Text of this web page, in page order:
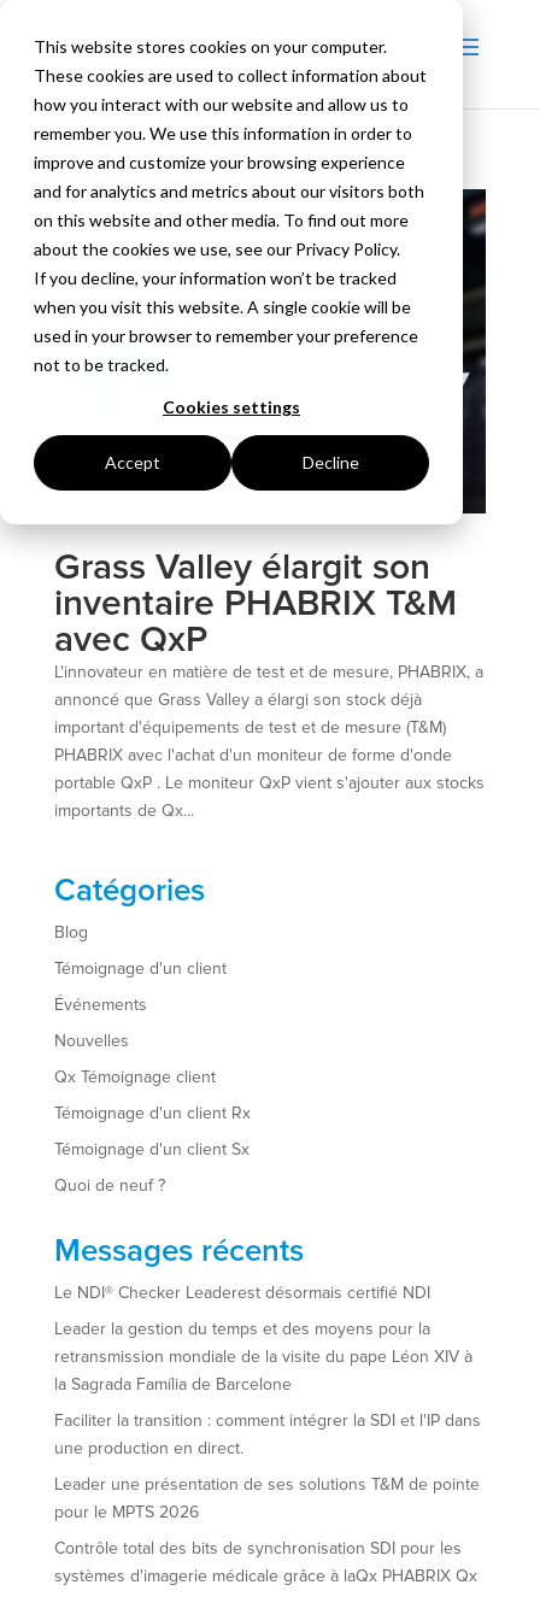
This website stores cookies on your computer.
These cookies are used to collect information about
how you interact with our website and allow us to
remember you. We use this information in order to
improve and customize your browsing experience
and for analytics and metrics about our visitors both
on this website and other media. To find out more
about the cookies we use, see our Privacy Policy.
If you decline, your information won’t be tracked
when you visit this website. A single cookie will be
used in your browser to remember your preference
not to be tracked.
Cookies settings
Accept Decline
Grass Valley élargit son
inventaire PHABRIX T&M
avec QxP
L'innovateur en matière de test et de mesure, PHABRIX, a
annoncé que Grass Valley a élargi son stock déjà
important d'équipements de test et de mesure (T&M)
PHABRIX avec l'achat d'un moniteur de forme d'onde
portable QxP . Le moniteur QxP vient s'ajouter aux stocks
importants de Qx...
Catégories
Blog
Témoignage d'un client
Événements
Nouvelles
Qx Témoignage client
Témoignage d'un client Rx
Témoignage d'un client Sx
Quoi de neuf ?
Messages récents
Le NDI® Checker Leaderest désormais certifié NDI
Leader la gestion du temps et des moyens pour la
retransmission mondiale de la visite du pape Léon XIV à
la Sagrada Família de Barcelone
Faciliter la transition : comment intégrer la SDI et l'IP dans
une production en direct.
Leader une présentation de ses solutions T&M de pointe
pour le MPTS 2026
Contrôle total des bits de synchronisation SDI pour les
systèmes d'imagerie médicale grâce à laQx PHABRIX Qx